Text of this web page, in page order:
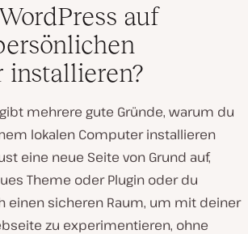
auf
installieren?
mehrere gute Gründe, warum du
lokalen Computer installieren
eine neue Seite von Grund auf,
Theme oder Plugin oder du
einen sicheren Raum, um mit deiner
zu experimentieren, ohne